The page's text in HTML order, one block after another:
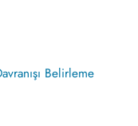
Belirleme